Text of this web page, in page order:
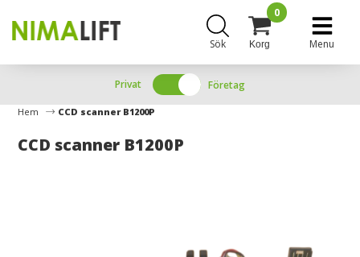
Sök Korg
0
Menu
Privat Företag
Hem CCD scanner B1200P
CCD scanner B1200P